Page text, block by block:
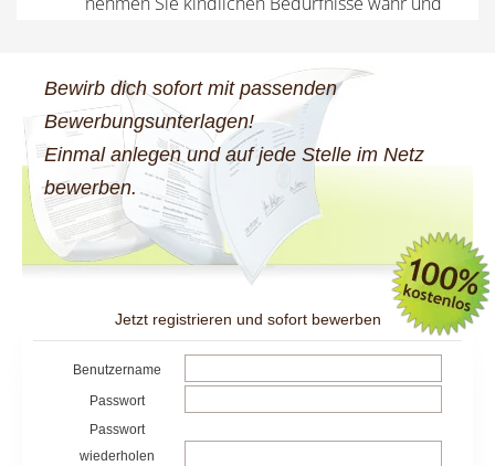
Bewirb dich sofort mit passenden
Bewerbungsunterlagen!
Einmal anlegen und auf jede Stelle im Netz
bewerben.
Jetzt registrieren und sofort bewerben
Benutzername
Passwort
Passwort
wiederholen